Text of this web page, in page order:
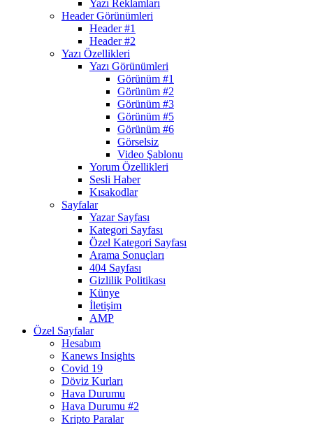
Yazı Reklamları
Header Görünümleri
Header #1
Header #2
Yazı Özellikleri
Yazı Görünümleri
Görünüm #1
Görünüm #2
Görünüm #3
Görünüm #5
Görünüm #6
Görselsiz
Video Şablonu
Yorum Özellikleri
Sesli Haber
Kısakodlar
Sayfalar
Yazar Sayfası
Kategori Sayfası
Özel Kategori Sayfası
Arama Sonuçları
404 Sayfası
Gizlilik Politikası
Künye
İletişim
AMP
Özel Sayfalar
Hesabım
Kanews Insights
Covid 19
Döviz Kurları
Hava Durumu
Hava Durumu #2
Kripto Paralar